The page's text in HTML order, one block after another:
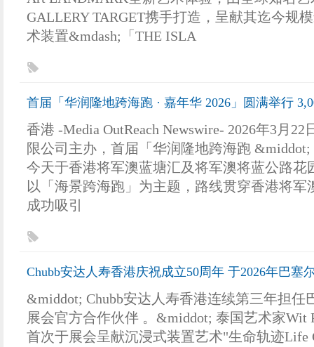
GALLERY TARGET携手打造，呈献其迄今规
术装置&mdash;「THE ISLA
首届「华润隆地跨海跑 · 嘉年华 2026」圆满举行
香港 -Media OutReach Newswire- 2026年3月
限公司主办，首届「华润隆地跨海跑 &middot;
今天于香港将军澳蓝塘汇及将军澳将蓝公路花
以「海景跨海跑」为主题，路线贯穿香港将军
成功吸引
Chubb安达人寿香港庆祝成立50周年 于2026年巴
&middot; Chubb安达人寿香港连续第三年担任
展会官方合作伙伴 。&middot; 泰国艺术家Wit
首次于展会呈献沉浸式装置艺术"生命轨迹Life